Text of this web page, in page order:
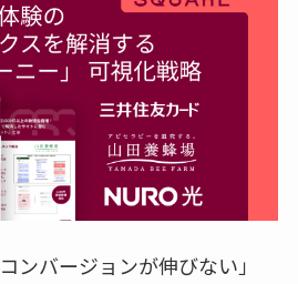
ンバージョンが伸びない」